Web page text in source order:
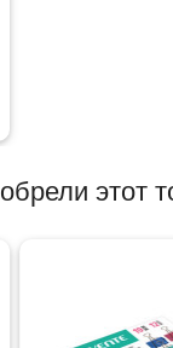
этот